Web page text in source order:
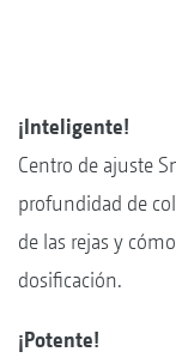
¡Inteligente!
Centro de ajuste
profundidad de
de las rejas y
dosificación.
¡Potente!